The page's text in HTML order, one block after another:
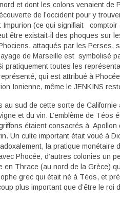
et dont les colons venaient de
de l’occident pour y
(ce qui signifiait comptoir
être existait-il des phoques sur
attaqués par les Perses,
de Marseille est symbolisé
pratiquement toutes les
qui est attribué à
Ionienne, même le JENKINS
au sud de cette sorte de
et du vin. L’emblème de
étaient consacrés à
Un culte important était voué à
la pratique monétaire
Phocée, d’autres colonies un
Thrace (au nord de la Grèce)
grec qui était né à Téos, et
plus important que d’être le roi